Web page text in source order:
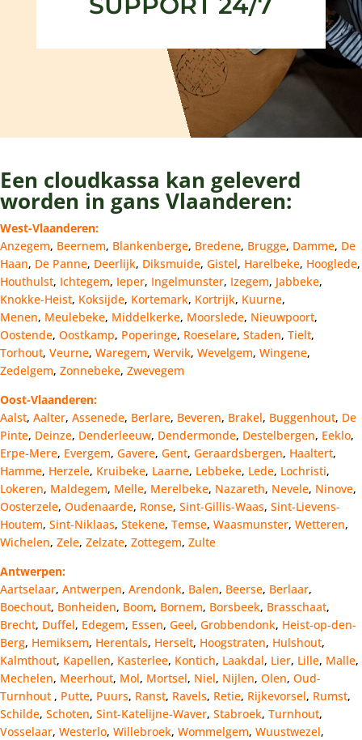
Een cloudkassa kan geleverd
worden in gans Vlaanderen:
West-Vlaanderen:
Anzegem, Beernem, Blankenberge, Bredene, Brugge, Damme, De
Haan, De Panne, Deerlijk, Diksmuide, Gistel, Harelbeke, Hooglede,
Houthulst, Ichtegem, Ieper, Ingelmunster, Izegem, Jabbeke,
Knokke-Heist, Koksijde, Kortemark, Kortrijk, Kuurne,
Menen, Meulebeke, Middelkerke, Moorslede, Nieuwpoort,
Oostende, Oostkamp, Poperinge, Roeselare, Staden, Tielt,
Torhout, Veurne, Waregem, Wervik, Wevelgem, Wingene,
Zedelgem, Zonnebeke, Zwevegem
Oost-Vlaanderen:
Aalst, Aalter, Assenede, Berlare, Beveren, Brakel, Buggenhout, De
Pinte, Deinze, Denderleeuw, Dendermonde, Destelbergen, Eeklo,
Erpe-Mere, Evergem, Gavere, Gent, Geraardsbergen, Haaltert,
Hamme, Herzele, Kruibeke, Laarne, Lebbeke, Lede, Lochristi,
Lokeren, Maldegem, Melle, Merelbeke, Nazareth, Nevele, Ninove,
Oosterzele, Oudenaarde, Ronse, Sint-Gillis-Waas, Sint-Lievens-
Houtem, Sint-Niklaas, Stekene, Temse, Waasmunster, Wetteren,
Wichelen, Zele, Zelzate, Zottegem, Zulte
Antwerpen:
Aartselaar, Antwerpen, Arendonk, Balen, Beerse, Berlaar,
Boechout, Bonheiden, Boom, Bornem, Borsbeek, Brasschaat,
Brecht, Duffel, Edegem, Essen, Geel, Grobbendonk, Heist-op-den-
Berg, Hemiksem, Herentals, Herselt, Hoogstraten, Hulshout,
Kalmthout, Kapellen, Kasterlee, Kontich, Laakdal, Lier, Lille, Malle,
Mechelen, Meerhout, Mol, Mortsel, Niel, Nijlen, Olen, Oud-
Turnhout , Putte, Puurs, Ranst, Ravels, Retie, Rijkevorsel, Rumst,
Schilde, Schoten, Sint-Katelijne-Waver, Stabroek, Turnhout,
Vosselaar, Westerlo, Willebroek, Wommelgem, Wuustwezel,